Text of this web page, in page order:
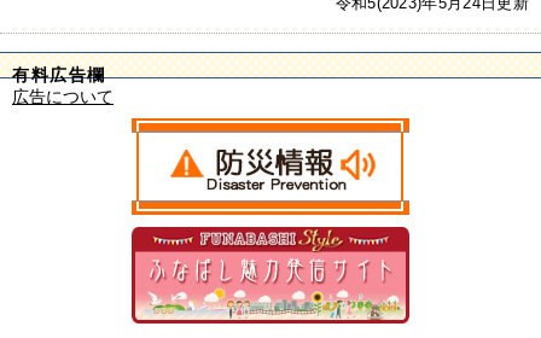
令和5(2023)年5月24日更新
有料広告欄
広告について